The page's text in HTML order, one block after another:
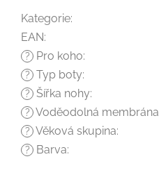
Kategorie:
EAN:
? Pro koho:
? Typ boty:
? Šířka nohy:
? Voděodolná membrána
? Věková skupina:
? Barva: